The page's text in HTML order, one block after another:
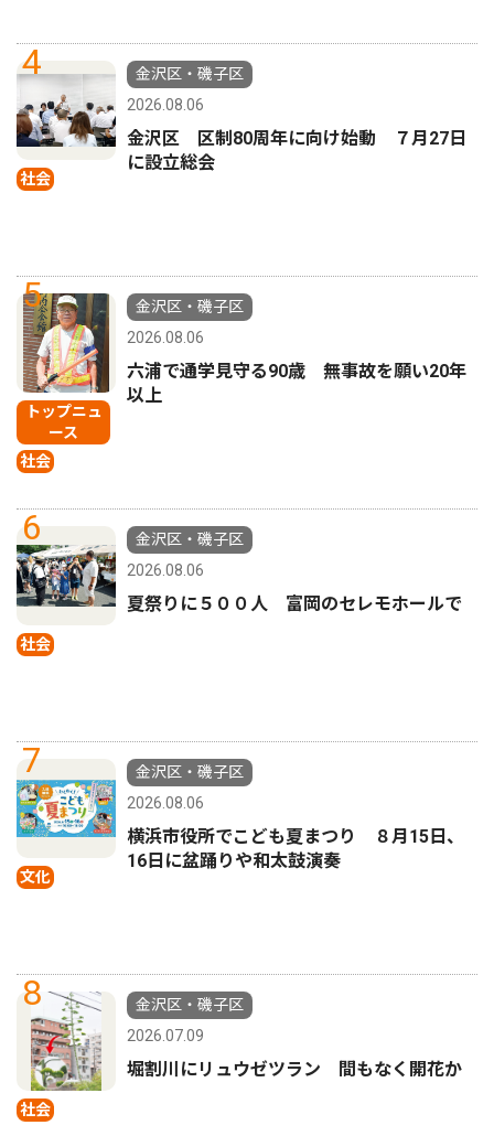
4
社会
金沢区・磯子区
2026.08.06
金沢区 区制80周年に向け始動 ７月27日
に設立総会
5
トップニュ
ース
社会
金沢区・磯子区
2026.08.06
六浦で通学見守る90歳 無事故を願い20年
以上
6
社会
金沢区・磯子区
2026.08.06
夏祭りに５００人 富岡のセレモホールで
7
文化
金沢区・磯子区
2026.08.06
横浜市役所でこども夏まつり ８月15日、
16日に盆踊りや和太鼓演奏
8
社会
金沢区・磯子区
2026.07.09
堀割川にリュウゼツラン 間もなく開花か